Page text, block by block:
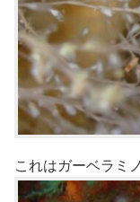
これはガーベラミ